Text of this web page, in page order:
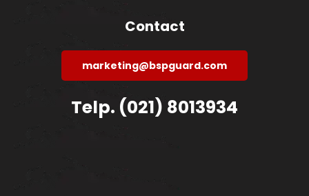
Contact
marketing@bspguard.com
Telp. (021) 8013934